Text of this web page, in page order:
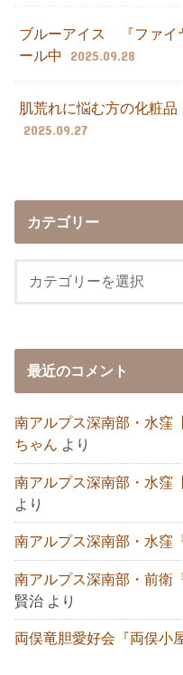
ブルーアイス 『ファ
ール中
2025.09.28
肌荒れに悩む方の化粧品
2025.09.27
カテゴリー
最近のコメント
南アルプス深南部・水窪
ちゃん より
南アルプス深南部・水窪
より
南アルプス深南部・水窪
南アルプス深南部・前衛
賢治 より
両俣竜胆愛好会『両俣小